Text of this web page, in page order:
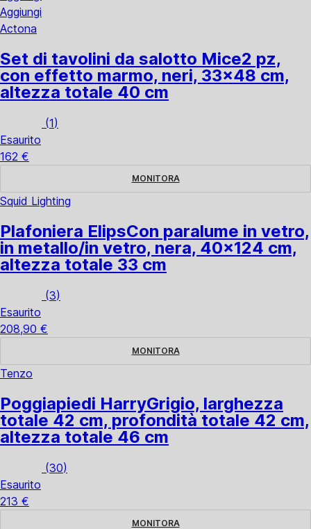
Aggiungi
Actona
Set di tavolini da salotto Mice2 pz,
con effetto marmo, neri, 33x48 cm,
altezza totale 40 cm
(1)
Esaurito
162 €
MONITORA
Squid Lighting
Plafoniera ElipsCon paralume in vetro,
in metallo/in vetro, nera, 40x124 cm,
altezza totale 33 cm
(3)
Esaurito
208,90 €
MONITORA
Tenzo
Poggiapiedi HarryGrigio, larghezza
totale 42 cm, profondità totale 42 cm,
altezza totale 46 cm
(30)
Esaurito
213 €
MONITORA